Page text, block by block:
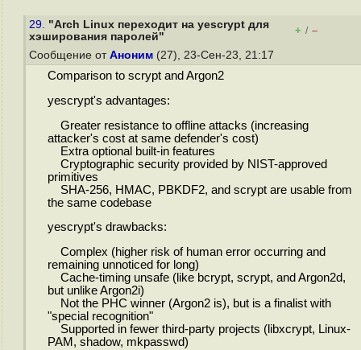
29. "Arch Linux переходит на yescrypt для
хэширования паролей"
+ / –
Сообщение от Аноним (27), 23-Сен-23, 21:17
Comparison to scrypt and Argon2
yescrypt's advantages:
Greater resistance to offline attacks (increasing
attacker's cost at same defender's cost)
Extra optional built-in features
Cryptographic security provided by NIST-approved
primitives
SHA-256, HMAC, PBKDF2, and scrypt are usable from
the same codebase
yescrypt's drawbacks:
Complex (higher risk of human error occurring and
remaining unnoticed for long)
Cache-timing unsafe (like bcrypt, scrypt, and Argon2d,
but unlike Argon2i)
Not the PHC winner (Argon2 is), but is a finalist with
"special recognition"
Supported in fewer third-party projects (libxcrypt, Linux-
PAM, shadow, mkpasswd)